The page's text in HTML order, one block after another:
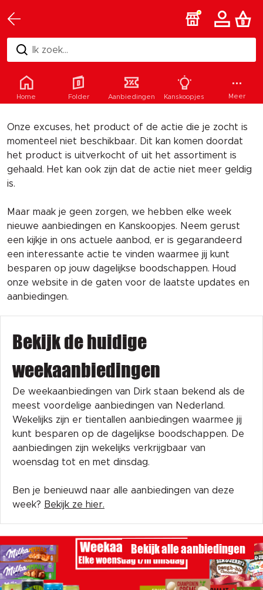
Ik zoek...
Helaas
Onze excuses, het product of de actie die je zocht is
momenteel niet beschikbaar. Dit kan komen doordat
het product is uitverkocht of uit het assortiment is
gehaald. Het kan ook zijn dat de actie niet meer geldig
is.
Maar maak je geen zorgen, we hebben elke week
nieuwe aanbiedingen en Kanskoopjes. Neem gerust
een kijkje in ons actuele aanbod, er is gegarandeerd
een interessante actie te vinden waarmee jij kunt
besparen op jouw dagelijkse boodschappen. Houd
onze website in de gaten voor de laatste updates en
aanbiedingen.
Bekijk de huidige
weekaanbiedingen
De weekaanbiedingen van Dirk staan bekend als de
meest voordelige aanbiedingen van Nederland.
Wekelijks zijn er tientallen aanbiedingen waarmee jij
kunt besparen op de dagelijkse boodschappen. De
aanbiedingen zijn wekelijks verkrijgbaar van
woensdag tot en met dinsdag.
Ben je benieuwd naar alle aanbiedingen van deze
week? Bekijk ze hier.
Bekijk alle aanbiedingen
Home Folder Aanbiedingen Kanskoopjes Meer